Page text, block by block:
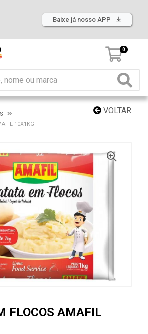
Baixe já nosso APP
0
VOLTAR
10X1KG
FLOCOS AMAFIL